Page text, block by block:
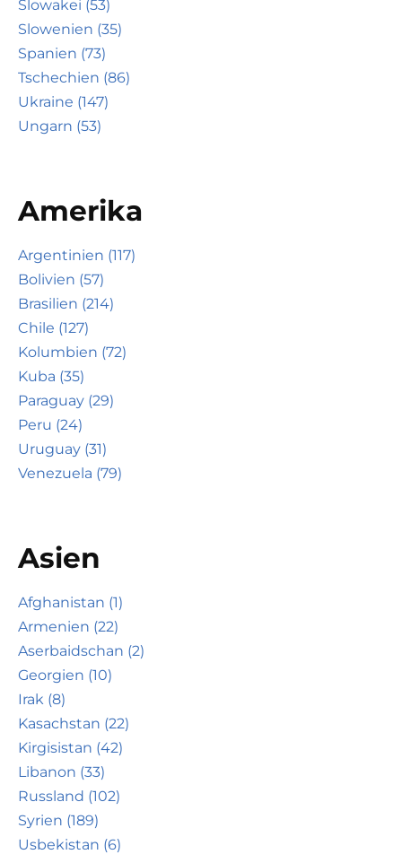
Slowakei (53)
Slowenien (35)
Spanien (73)
Tschechien (86)
Ukraine (147)
Ungarn (53)
Amerika
Argentinien (117)
Bolivien (57)
Brasilien (214)
Chile (127)
Kolumbien (72)
Kuba (35)
Paraguay (29)
Peru (24)
Uruguay (31)
Venezuela (79)
Asien
Afghanistan (1)
Armenien (22)
Aserbaidschan (2)
Georgien (10)
Irak (8)
Kasachstan (22)
Kirgisistan (42)
Libanon (33)
Russland (102)
Syrien (189)
Usbekistan (6)